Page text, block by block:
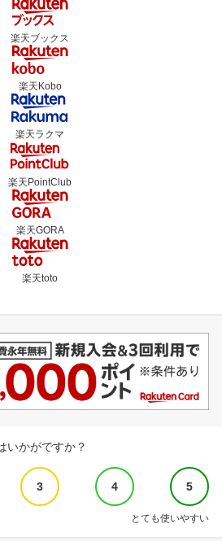
楽天ブックス
楽天Kobo
楽天ラクマ
楽天PointClub
楽天GORA
楽天toto
いかがですか？
3 4 5
とても使いやすい